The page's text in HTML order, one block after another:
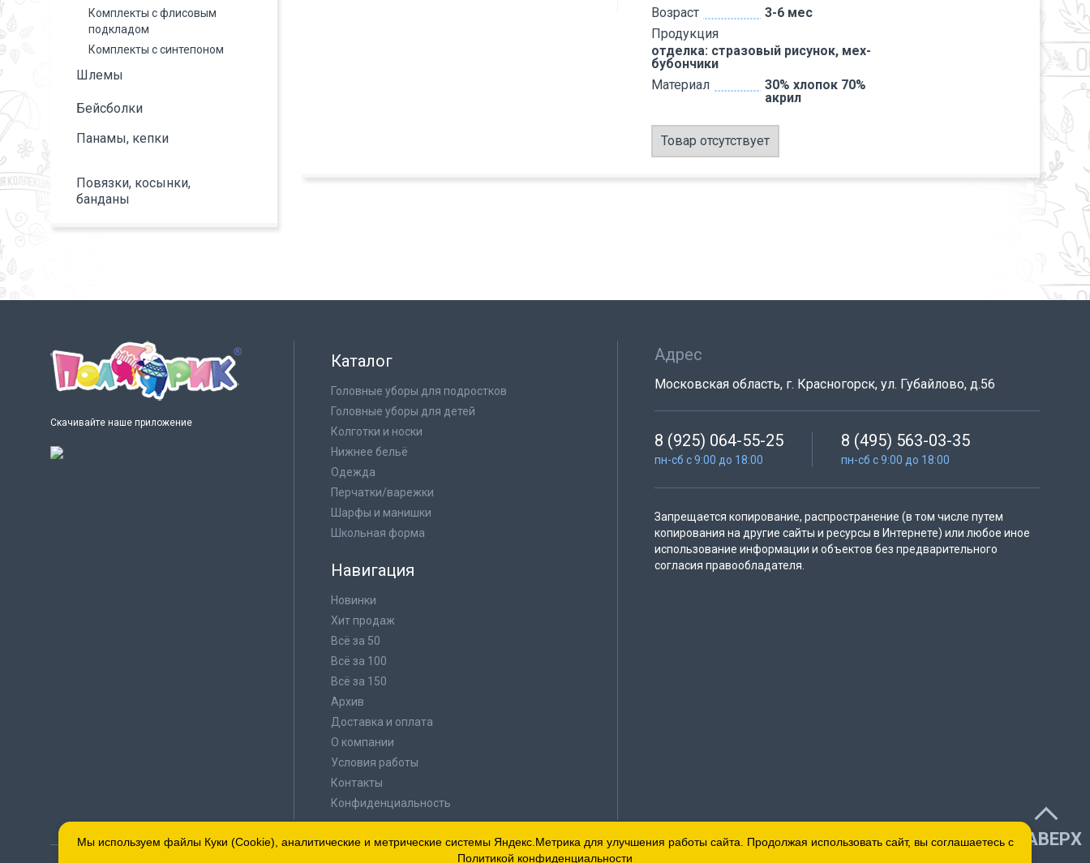
Комплекты с флисовым
подкладом
Комплекты с синтепоном
Шлемы
Бейсболки
Панамы, кепки
Повязки, косынки,
банданы
Возраст
3-6 мес
Продукция
отделка: стразовый рисунок, мех-
бубончики
Материал
30% хлопок 70%
акрил
Товар отсутствует
Скачивайте наше приложение
Каталог
Головные уборы для подростков
Головные уборы для детей
Колготки и носки
Нижнее бельё
Одежда
Перчатки/варежки
Шарфы и манишки
Школьная форма
Навигация
Новинки
Хит продаж
Всё за 50
Всё за 100
Всё за 150
Архив
Доставка и оплата
О компании
Условия работы
Контакты
Конфиденциальность
Адрес
Московская область, г. Красногорск, ул. Губайлово, д.56
8 (925) 064-55-25
пн-сб с 9:00 до 18:00
8 (495) 563-03-35
пн-сб с 9:00 до 18:00
Запрещается копирование, распространение (в том числе путем
копирования на другие сайты и ресурсы в Интернете) или любое иное
использование информации и объектов без предварительного
согласия правообладателя.
НАВЕРХ
Мы используем файлы Куки (Cookie), аналитические и метрические системы Яндекс.Метрика для улучшения работы сайта. Продолжая использовать сайт, вы соглашаетесь с
Политикой конфиденциальности